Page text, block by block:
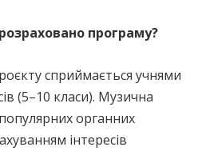
програму?
сприймається учнями
(5–10 класи). Музична
органних
інтересів